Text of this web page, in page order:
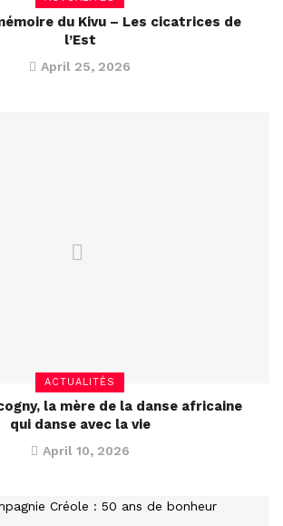
du Kivu – Les cicatrices de
l’Est
April 25, 2026
ACTUALITÉS
la mère de la danse africaine
qui danse avec la vie
April 10, 2026